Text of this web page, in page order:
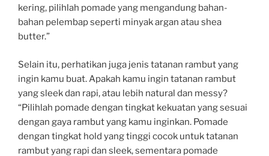
kering, pilihlah pomade yang mengandung bahan-
bahan pelembap seperti minyak argan atau shea
butter.”
Selain itu, perhatikan juga jenis tatanan rambut yang
ingin kamu buat. Apakah kamu ingin tatanan rambut
yang sleek dan rapi, atau lebih natural dan messy?
“Pilihlah pomade dengan tingkat kekuatan yang sesuai
dengan gaya rambut yang kamu inginkan. Pomade
dengan tingkat hold yang tinggi cocok untuk tatanan
rambut yang rapi dan sleek, sementara pomade